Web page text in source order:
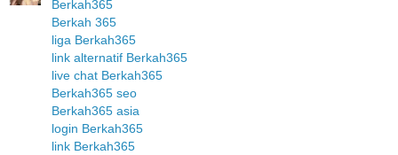
Berkah365
Berkah 365
liga Berkah365
link alternatif Berkah365
live chat Berkah365
Berkah365 seo
Berkah365 asia
login Berkah365
link Berkah365